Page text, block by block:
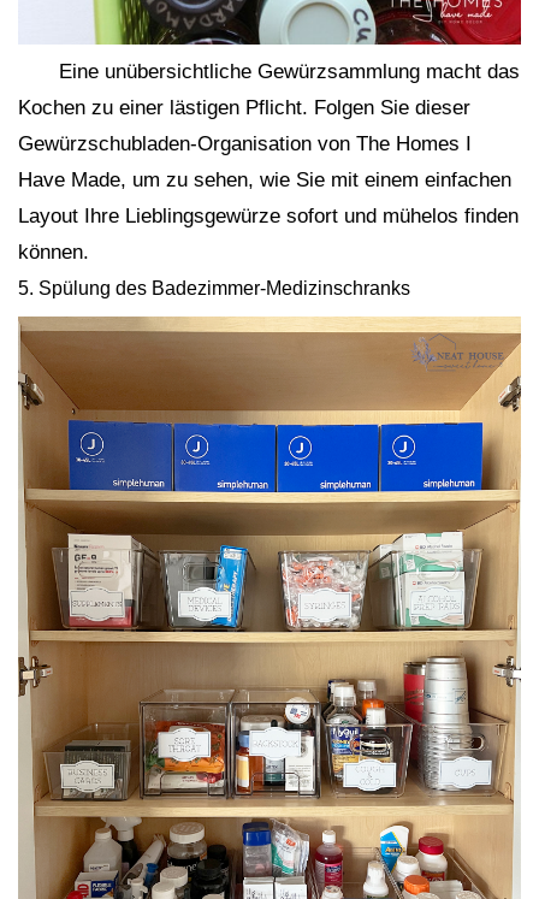
Eine unübersichtliche Gewürzsammlung macht das
Kochen zu einer lästigen Pflicht. Folgen Sie dieser
Gewürzschubladen-Organisation von The Homes I
Have Made, um zu sehen, wie Sie mit einem einfachen
Layout Ihre Lieblingsgewürze sofort und mühelos finden
können.
5. Spülung des Badezimmer-Medizinschranks